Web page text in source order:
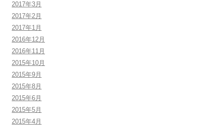
2017年3月
2017年2月
2017年1月
2016年12月
2016年11月
2015年10月
2015年9月
2015年8月
2015年6月
2015年5月
2015年4月